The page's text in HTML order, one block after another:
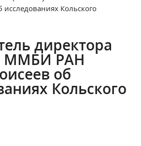
Кольского
директора
ММБИ РАН
об
Кольского